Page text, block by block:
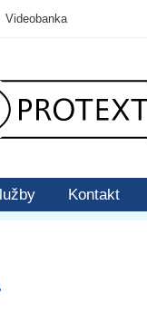
Kontakt
Videobanka